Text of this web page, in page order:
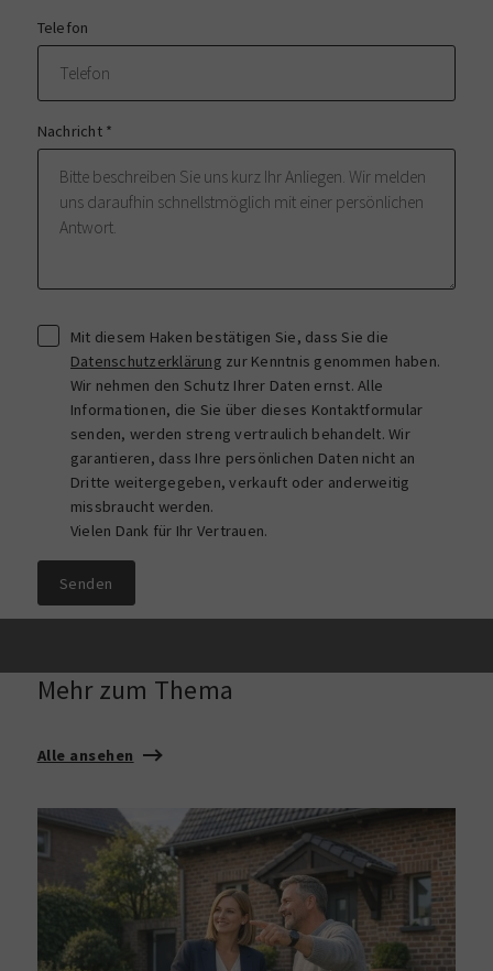
Telefon
Nachricht *
Mit diesem Haken bestätigen Sie, dass Sie die
Datenschutzerklärung zur Kenntnis genommen haben.
Wir nehmen den Schutz Ihrer Daten ernst. Alle
Informationen, die Sie über dieses Kontaktformular
senden, werden streng vertraulich behandelt. Wir
garantieren, dass Ihre persönlichen Daten nicht an
Dritte weitergegeben, verkauft oder anderweitig
missbraucht werden.
Vielen Dank für Ihr Vertrauen.
Senden
Mehr zum Thema
Alle ansehen